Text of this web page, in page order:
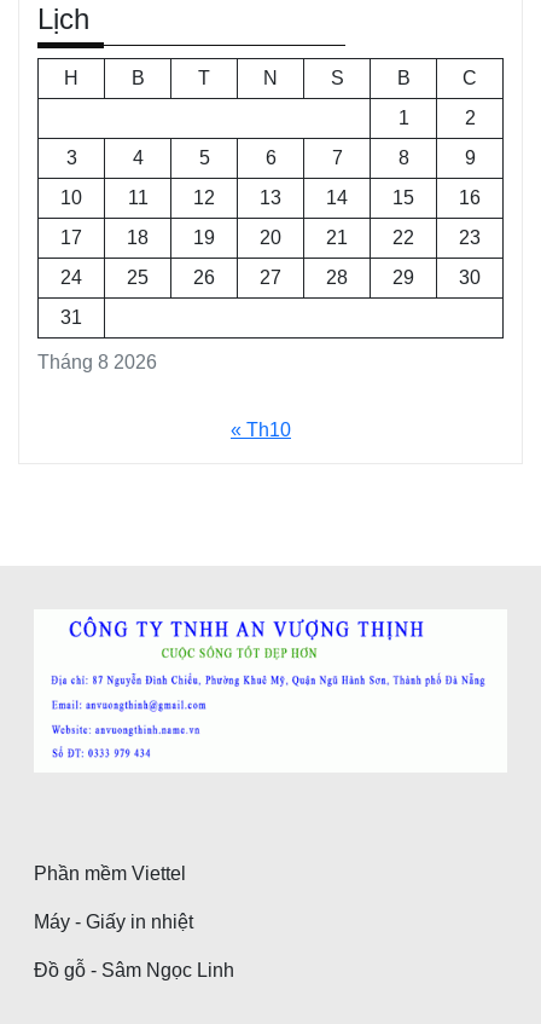
Lịch
Tháng 8 2026
H B T N S B
C
1
2
3
4 5 6 7 8
9
10
11 12 13 14 15
16
17
18 19 20 21 22
23
24
25 26 27 28 29
30
31
« Th10
Phần mềm Viettel
Máy - Giấy in nhiệt
Đồ gỗ - Sâm Ngọc Linh